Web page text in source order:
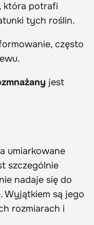
która potrafi
tych roślin.
często
jest
umiarkowane
szczególnie
nadaje się do
Wyjątkiem są jego
rozmiarach i